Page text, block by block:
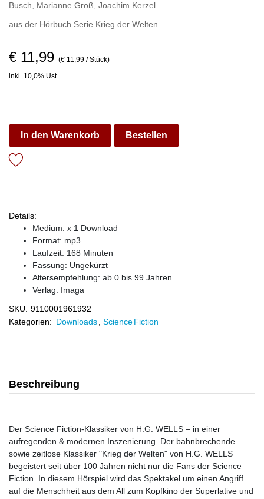
Busch
Marianne Groß Joachim Kerzel
aus der Hörbuch Serie Krieg der Welten
€ 11,99 (€ 11,99 / Stück)
inkl. 10,0% Ust
In den Warenkorb Bestellen
Details:
Medium: x 1 Download
Format: mp3
Laufzeit: 168 Minuten
Fassung: Ungekürzt
Altersempfehlung: ab 0 bis 99 Jahren
Verlag: Imaga
SKU: 9110001961932
Kategorien: Downloads Science Fiction
Beschreibung
Der Science Fiction-Klassiker von H.G. WELLS – in einer
aufregenden & modernen Inszenierung. Der bahnbrechende
sowie zeitlose Klassiker "Krieg der Welten" von H.G. WELLS
begeistert seit über 100 Jahren nicht nur die Fans der Science
Fiction. In diesem Hörspiel wird das Spektakel um einen Angriff
auf die Menschheit aus dem All zum Kopfkino der Superlative und